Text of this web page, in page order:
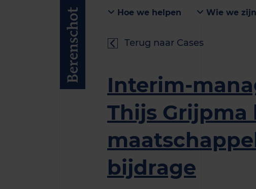
Hoe we helpen Wie we zijn
Terug naar Cases
Interim-
Thijs Grijpma
bijdrage